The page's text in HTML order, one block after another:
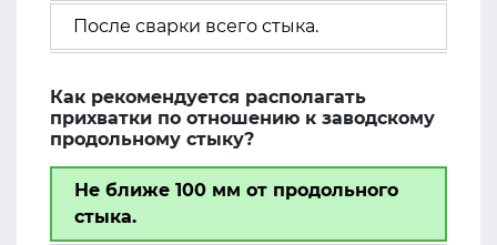
После сварки всего стыка.
Как рекомендуется располагать
прихватки по отношению к заводскому
продольному стыку?
Не ближе 100 мм от продольного
стыка.